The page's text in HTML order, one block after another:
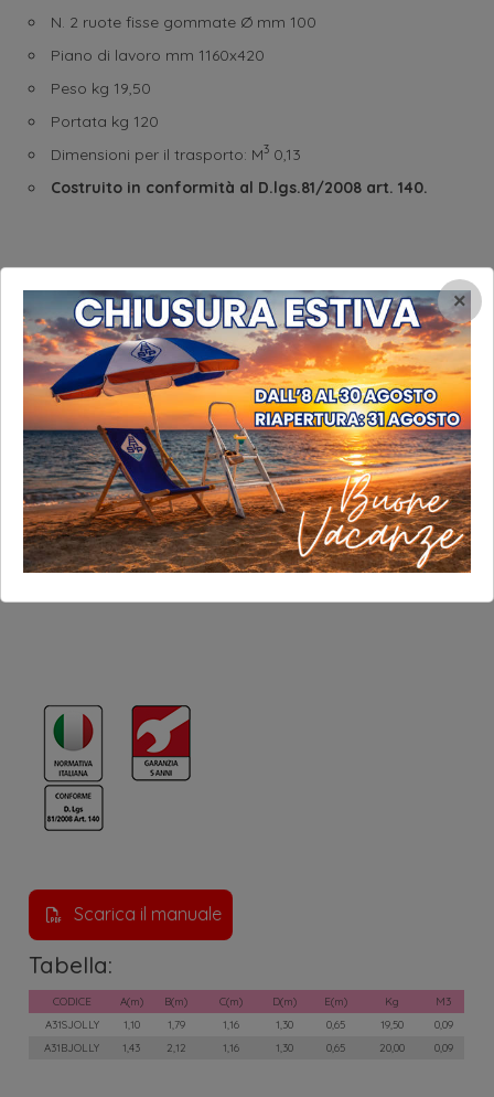
N. 2 ruote fisse gommate Ø mm 100
Piano di lavoro mm 1160x420
Peso kg 19,50
Portata kg 120
Dimensioni per il trasporto: M30,13
Costruito in conformità al D.lgs.81/2008 art. 140.
Scarica il manuale
Tabella:
×